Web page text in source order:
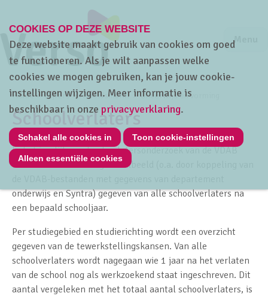
Jump
Menu
Home Cijfers Arbeidsmarkt Onderwijs en vorming
Schoolverlaters
In het jaarlijkse schoolverlatersonderzoek van de VDAB
wordt een nauwkeurig totaalbeeld (o.a. door koppeling van
onderwijs en Syntra) gegeven van alle schoolverlaters na
een bepaald schooljaar.
Per studiegebied en studierichting wordt een overzicht
gegeven van de tewerkstellingskansen. Van alle
schoolverlaters wordt nagegaan wie 1 jaar na het verlaten
van de school nog als werkzoekend staat ingeschreven. Dit
aantal vergeleken met het totaal aantal schoolverlaters, is
COOKIES OP DEZE WEBSITE
Deze website maakt gebruik van cookies om goed
te functioneren. Als je wilt aanpassen welke
cookies we mogen gebruiken, kan je jouw cookie-
instellingen wijzigen. Meer informatie is
beschikbaar in onze privacyverklaring.
Schakel alle cookies in Toon cookie-instellingen
Alleen essentiële cookies